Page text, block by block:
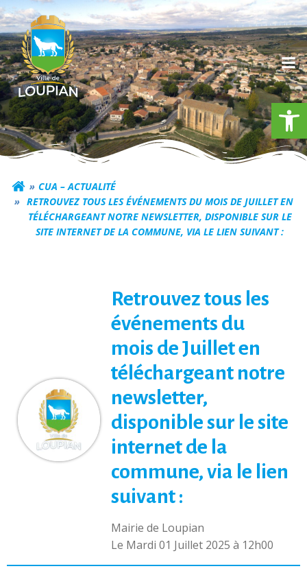
Aller
au
contenu
Commune de
CUA – ACTUALITÉ
RETROUVEZ TOUS LES ÉVÉNEMENTS DU MOIS DE JUILLET EN
TÉLÉCHARGEANT NOTRE NEWSLETTER, DISPONIBLE SUR LE
SITE INTERNET DE LA COMMUNE, VIA LE LIEN SUIVANT :
Retrouvez tous les
événements du
mois de Juillet en
téléchargeant notre
newsletter,
disponible sur le site
internet de la
commune, via le lien
suivant :
Mairie de Loupian
Le Mardi 01 Juillet 2025 à 12h00